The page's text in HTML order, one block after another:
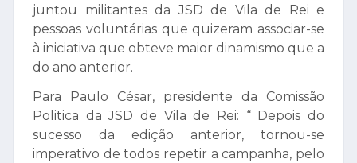
juntou militantes da JSD de Vila de Rei e
pessoas voluntárias que quizeram associar-se
à iniciativa que obteve maior dinamismo que a
do ano anterior.
Para Paulo César, presidente da Comissão
Politica da JSD de Vila de Rei: “ Depois do
sucesso da edição anterior, tornou-se
imperativo de todos repetir a campanha, pelo